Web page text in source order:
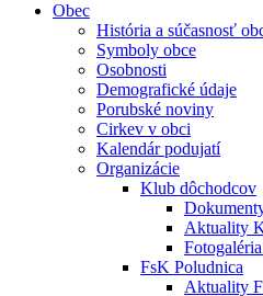
Obec
História a súčasnosť
Symboly obce
Osobnosti
Demografické údaje
Porubské noviny
Cirkev v obci
Kalendár podujatí
Organizácie
Klub dôchodcov
Aktuality
FsK Poludnica
Aktuality